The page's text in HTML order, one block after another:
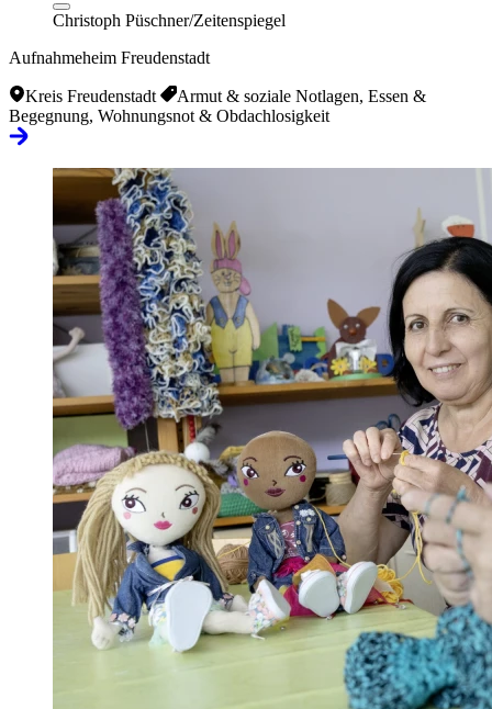
Christoph Püschner/Zeitenspiegel
Aufnahmeheim Freudenstadt
Kreis Freudenstadt
Armut & soziale Notlagen, Essen &
Begegnung, Wohnungsnot & Obdachlosigkeit